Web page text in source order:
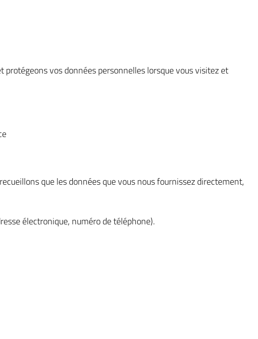
vos données personnelles lorsque vous visitez et
que les données que vous nous fournissez directement,
électronique, numéro de téléphone).